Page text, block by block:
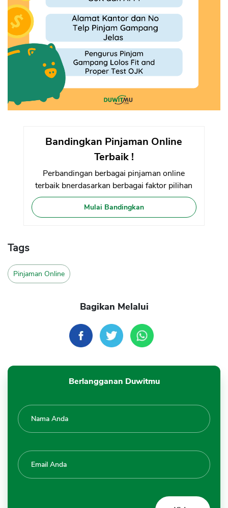
Bandingkan Pinjaman Online
Terbaik !
Perbandingan berbagai pinjaman online
terbaik bnerdasarkan berbagai faktor pilihan
Mulai Bandingkan
Tags
Pinjaman Online
Bagikan Melalui
Berlangganan Duwitmu